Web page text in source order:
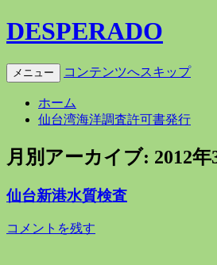
DESPERADO
メニュー コンテンツへスキップ
ホーム
仙台湾海洋調査許可書発行
月別アーカイブ: 2012年
仙台新港水質検査
コメントを残す